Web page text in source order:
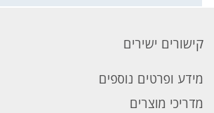
קישורים ישירים
מידע ופרטים נוספים
מדריכי מוצרים